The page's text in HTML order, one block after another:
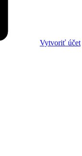
Vytvoriť účet